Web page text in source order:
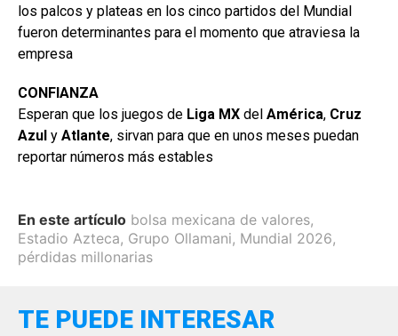
los palcos y plateas en los cinco partidos del Mundial
fueron determinantes para el momento que atraviesa la
empresa
CONFIANZA
Esperan que los juegos de Liga MX del América, Cruz
Azul y Atlante, sirvan para que en unos meses puedan
reportar números más estables
En este artículo bolsa mexicana de valores,
Estadio Azteca, Grupo Ollamani, Mundial 2026,
pérdidas millonarias
TE PUEDE INTERESAR